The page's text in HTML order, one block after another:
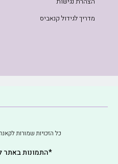
מדריך לגידול קנאביס
כל הזכויות שמורות לקאנה
*התמונות